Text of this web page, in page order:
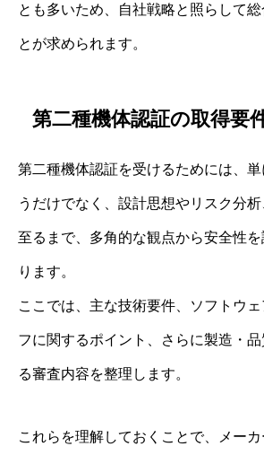
とも多いため、自社戦略と照らして
とが求められます。
第二種機体認証の取得要
第二種機体認証を受けるためには、
うだけでなく、設計思想やリスク分
至るまで、多角的な観点から安全性
ります。
ここでは、主な技術要件、ソフトウ
フに関するポイント、さらに製造・
る審査内容を整理します。
これらを理解しておくことで、メー